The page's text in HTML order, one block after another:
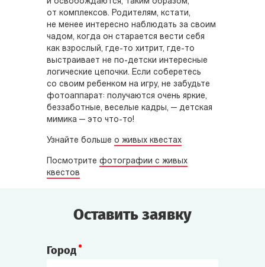
от комплексов. Родителям, кстати,
не менее интересно наблюдать за своим
чадом, когда он старается вести себя
как взрослый, где-то хитрит, где-то
выстраивает не по-детски интересные
логические цепочки. Если соберетесь
со своим ребенком на игру, не забудьте
фотоаппарат: получаются очень яркие,
беззаботные, веселые кадры, — детская
мимика — это что-то!
Узнайте больше о живых квестах
Посмотрите фотографии с живых
квестов
Оставить заявку
Город